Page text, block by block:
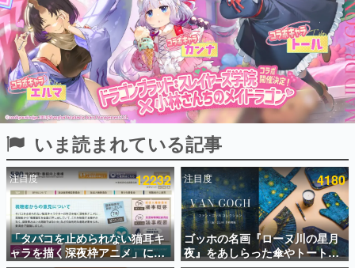
電ファミのいま読まれている記事ランキング
アプリセール情報
インタビュー
連載・特集一覧
殿堂入り記事
SNS拡散数が数千以上！ ページビュー数万以上！ などな
ど。多くの人々に読まれた、電ファミ渾身の“殿堂入り”記
事をまとめました。
ゲームの企画書
名作ゲームクリエイターの方々に製作時のエピソードをお
聞きし、ヒットする企画（ゲーム）とは何か？を探ってい
きます。
赫本
いま読まれている記事
注目度 12232
「タバコを止められない猫耳キ
ャラを描く深夜枠アニメ」に視
注目度 4180
ゴッホの名画『ローヌ川の星月
夜』をあしらった傘やトートバ